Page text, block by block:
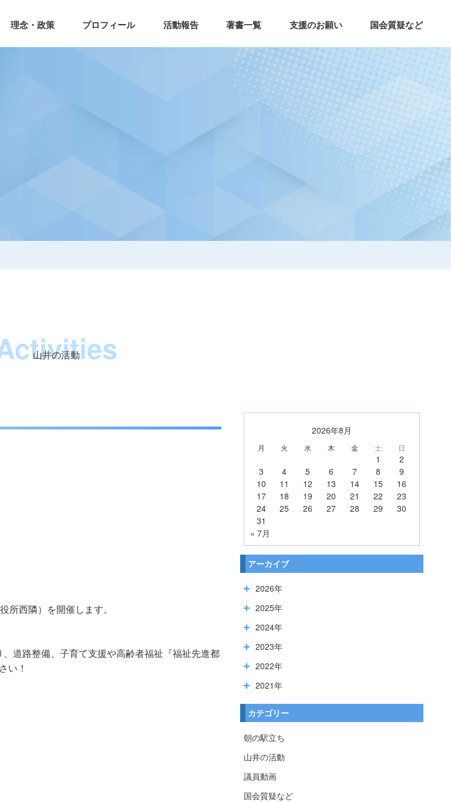
理念・政策 プロフィール 活動報告 著書一覧 支援のお願い 国会質疑など
山井の活動
所西隣）を開催します。
道路整備、子育て支援や高齢者福祉『福祉先進都
い！
2026年8月
月 火 水 木 金 土 日
« 7月
1
2
3
4 5 6 7 8
9
10
11 12 13 14 15
16
17
18 19 20 21 22
23
24
25 26 27 28 29
30
31
アーカイブ
2026年
2025年
2024年
2023年
2022年
2021年
カテゴリー
朝の駅立ち
山井の活動
議員動画
国会質疑など